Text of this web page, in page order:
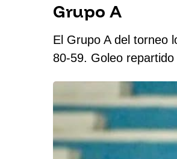
Grupo A
El Grupo A del torneo
80-59. Goleo